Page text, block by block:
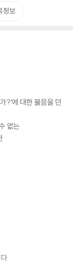
정보
?’에 대한 물음을 던
없는
.